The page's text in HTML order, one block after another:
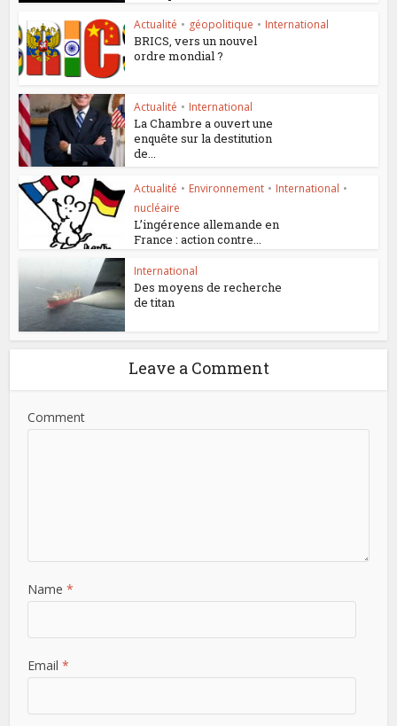
Actualité • géopolitique • International
BRICS, vers un nouvel
ordre mondial ?
Actualité • International
La Chambre a ouvert une
enquête sur la destitution
de...
Actualité • Environnement • International •
nucléaire
L’ingérence allemande en
France : action contre...
International
Des moyens de recherche
de titan
Leave a Comment
Comment
Name *
Email *